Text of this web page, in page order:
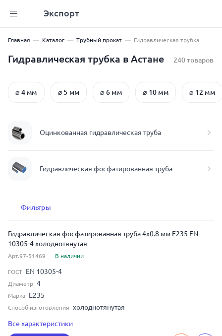
Экспорт
Главная Каталог Трубный прокат Гидравлическая трубка
Гидравлическая трубка в Астане 240 товаров
⌀ 4 мм ⌀ 5 мм ⌀ 6 мм ⌀ 10 мм ⌀ 12 мм
Оцинкованная гидравлическая труба
Гидравлическая фосфатированная труба
Фильтры
Гидравлическая фосфатированная труба 4x0.8 мм E235 EN
10305-4 холоднотянутая
Арт.97-51469 В наличии
ГОСТ EN 10305-4
Диаметр 4
Марка E235
Способ изготовления холоднотянутая
Все характеристики